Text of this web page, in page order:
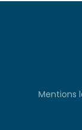
Mentions